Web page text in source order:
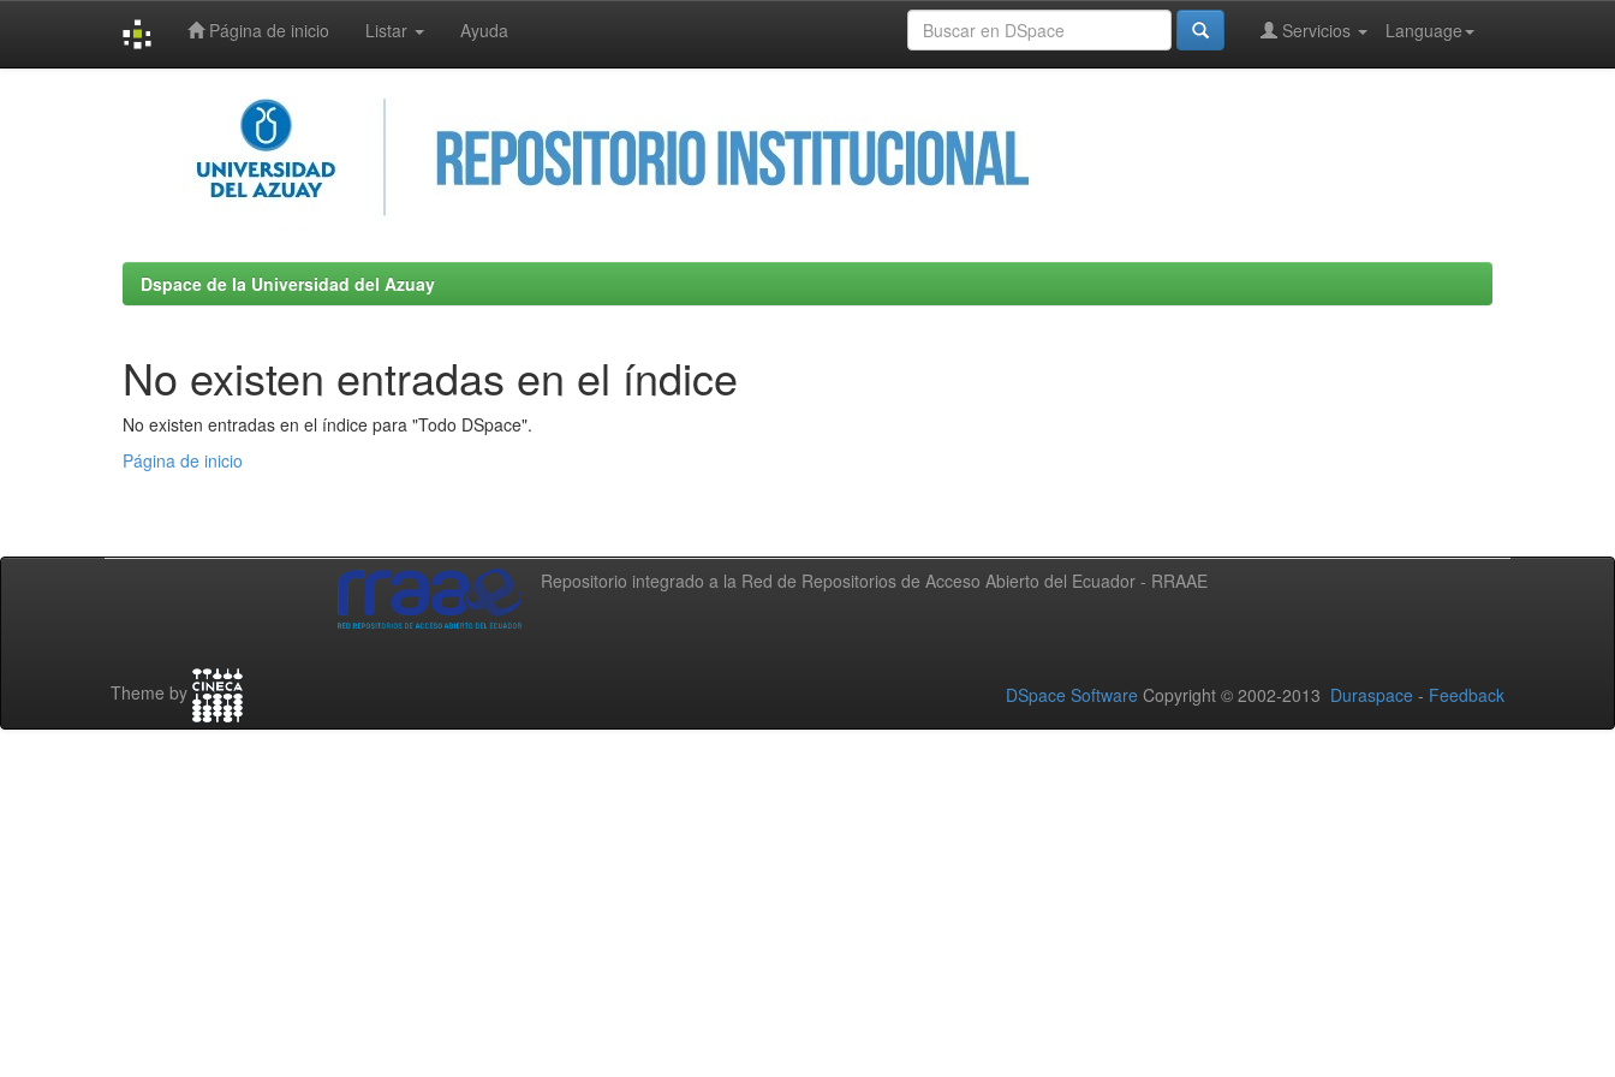
Página de inicio Listar Ayuda Language
Servicios
Dspace de la Universidad del Azuay
No existen entradas en el índice
No existen entradas en el índice para "Todo DSpace".
Página de inicio
Repositorio integrado a la Red de Repositorios de Acceso Abierto del Ecuador - RRAAE
Theme by DSpace Software Copyright © 2002-2013 Duraspace - Feedback